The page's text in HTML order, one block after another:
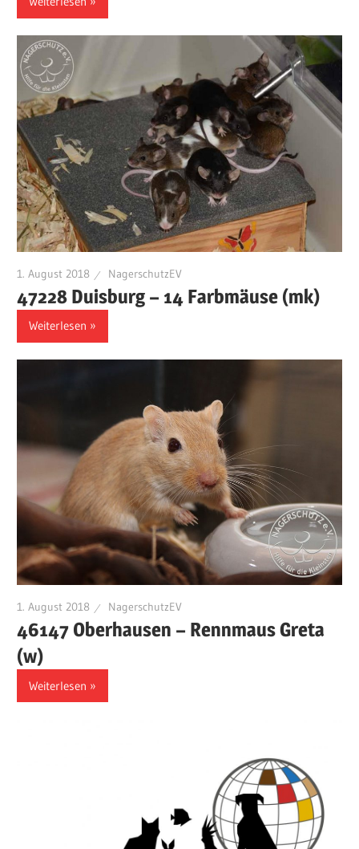
1. August 2018 NagerschutzEV
47228 Duisburg – 14 Farbmäuse (mk)
Weiterlesen
1. August 2018 NagerschutzEV
46147 Oberhausen – Rennmaus Greta
(w)
Weiterlesen